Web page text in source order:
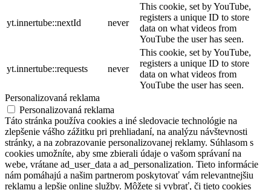
yt.innertube::nextId never
This cookie, set by YouTube,
registers a unique ID to store
data on what videos from
YouTube the user has seen.
yt.innertube::requests never
This cookie, set by YouTube,
registers a unique ID to store
data on what videos from
YouTube the user has seen.
Personalizovaná reklama
Personalizovaná reklama
Táto stránka používa cookies a iné sledovacie technológie na
zlepšenie vášho zážitku pri prehliadaní, na analýzu návštevnosti
stránky, a na zobrazovanie personalizovanej reklamy. Súhlasom s
cookies umožníte, aby sme zbierali údaje o vašom správaní na
webe, vrátane ad_user_data a ad_personalization. Tieto informácie
nám pomáhajú a našim partnerom poskytovať vám relevantnejšiu
reklamu a lepšie online služby. Môžete si vybrať, či tieto cookies